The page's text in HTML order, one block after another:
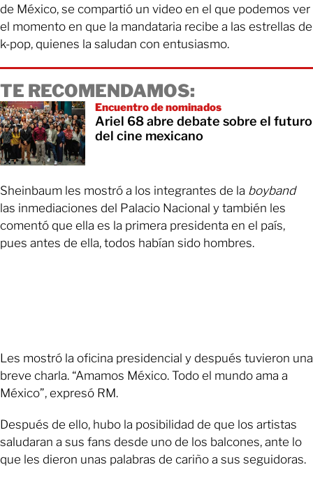
de México, se compartió un video en el que podemos ver
el momento en que la mandataria recibe a las estrellas de
k-pop, quienes la saludan con entusiasmo.
TE RECOMENDAMOS:
Encuentro de nominados
Ariel 68 abre debate sobre el futuro
del cine mexicano
Sheinbaum les mostró a los integrantes de la boyband
las inmediaciones del Palacio Nacional y también les
comentó que ella es la primera presidenta en el país,
pues antes de ella, todos habían sido hombres.
Les mostró la oficina presidencial y después tuvieron una
breve charla. “Amamos México. Todo el mundo ama a
México”, expresó RM.
Después de ello, hubo la posibilidad de que los artistas
saludaran a sus fans desde uno de los balcones, ante lo
que les dieron unas palabras de cariño a sus seguidoras.